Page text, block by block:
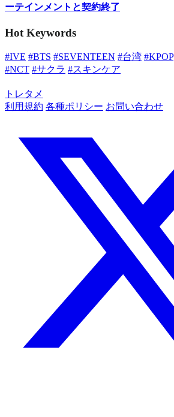
ーテインメントと契約終了
Hot Keywords
#IVE #BTS #SEVENTEEN #台湾 #KPOP
#NCT #サクラ #スキンケア
トレタメ
利用規約 各種ポリシー お問い合わせ